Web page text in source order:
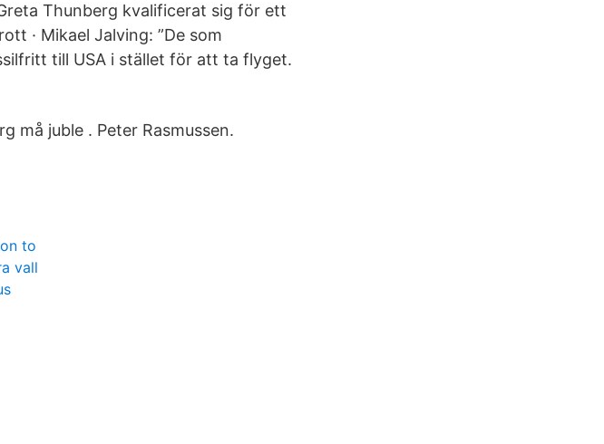
Thunberg kvalificerat sig för ett
· Mikael Jalving: ”De som
till USA i stället för att ta flyget.
må juble . Peter Rasmussen.
to
vall